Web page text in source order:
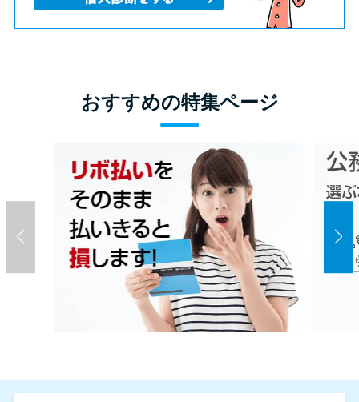
おすすめの特集ページ